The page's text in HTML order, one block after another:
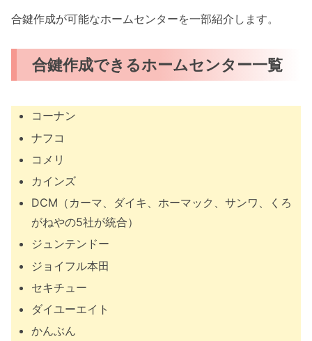
合鍵作成が可能なホームセンターを一部紹介します。
合鍵作成できるホームセンター一覧
コーナン
ナフコ
コメリ
カインズ
DCM（カーマ、ダイキ、ホーマック、サンワ、くろ
がねやの5社が統合）
ジュンテンドー
ジョイフル本田
セキチュー
ダイユーエイト
かんぶん